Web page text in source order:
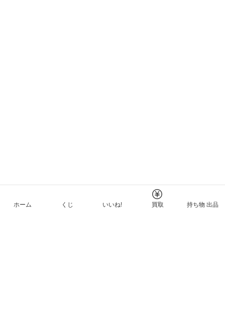
ホーム くじ いいね! 買取 持ち物 出品